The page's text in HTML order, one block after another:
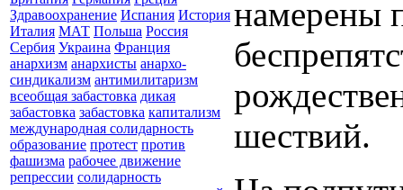
Здравоохранение Испания История
Италия МАТ Польша Россия
Сербия Украина Франция
анархизм анархисты анархо-
синдикализм антимилитаризм
всеобщая забастовка дикая
забастовка забастовка капитализм
международная солидарность
образование протест против
фашизма рабочее движение
репрессии солидарность
намерены
шествий.